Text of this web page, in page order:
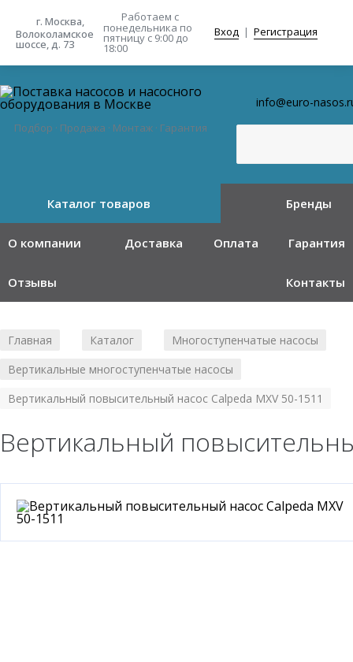
г. Москва,
Волоколамское
шоссе, д. 73
Работаем с
понедельника по
пятницу с 9:00 до
18:00
Вход | Регистрация
Подбор · Продажа · Монтаж · Гарантия
info@euro-
Каталог товаров Бренды
О компании Доставка Оплата Гарантия
Отзывы Контакты
Главная Каталог Многоступенчатые насосы
Вертикальные многоступенчатые насосы
Вертикальный повысительный насос Calpeda MXV 50-1511
Вертикальный